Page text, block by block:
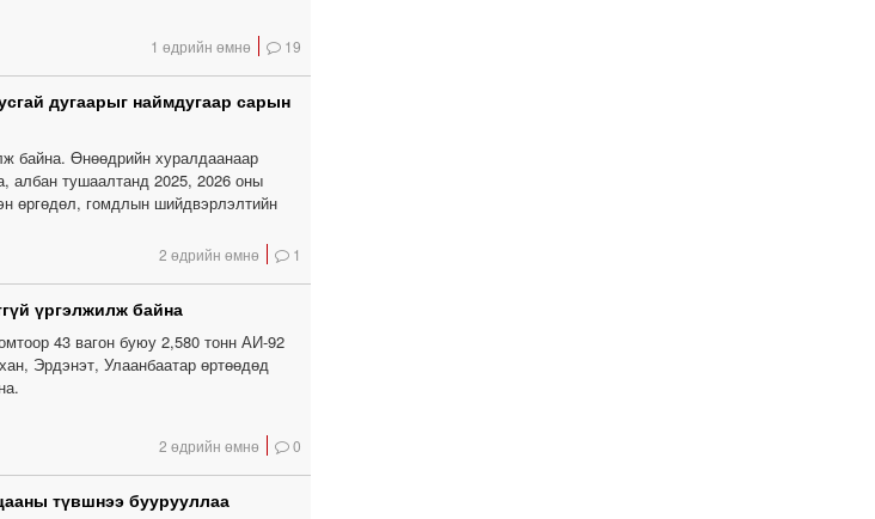
1 өдрийн өмнө 19
дугаарыг наймдугаар сарын
байна. Өнөөдрийн хуралдаанаар
албан тушаалтанд 2025, 2026 оны
өргөдөл, гомдлын шийдвэрлэлтийн
2 өдрийн өмнө 1
үргэлжилж байна
43 вагон буюу 2,580 тонн АИ-92
Эрдэнэт, Улаанбаатар өртөөдөд
2 өдрийн өмнө 0
түвшнээ буурууллаа